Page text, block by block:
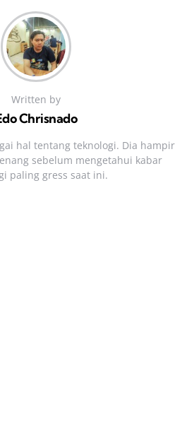
Written by
Chrisnado
hal tentang teknologi. Dia hampir
sebelum mengetahui kabar
paling gress saat ini.